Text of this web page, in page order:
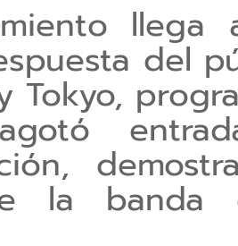
del
Tokyo,
la